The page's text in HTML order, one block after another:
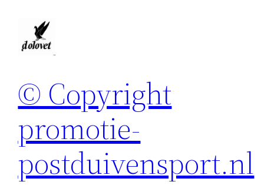
© Copyright
promotie-
postduivensport.nl